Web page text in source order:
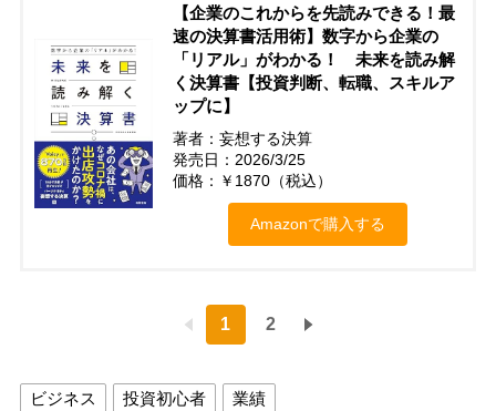
【企業のこれからを先読みできる！最
速の決算書活用術】数字から企業の
「リアル」がわかる！ 未来を読み解
く決算書【投資判断、転職、スキルア
ップに】
著者：妄想する決算
発売日：2026/3/25
価格：￥1870（税込）
Amazonで購入する
1 2
ビジネス 投資初心者 業績